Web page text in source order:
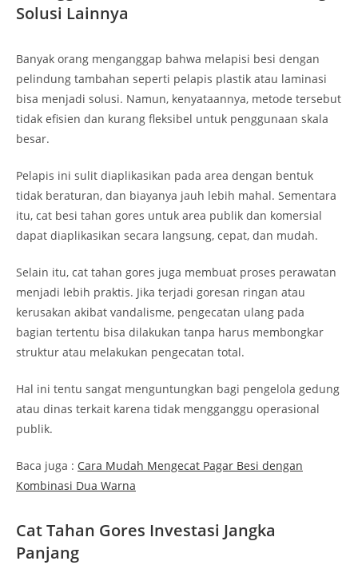
Solusi Lainnya
Banyak orang menganggap bahwa melapisi besi dengan
pelindung tambahan seperti pelapis plastik atau laminasi
bisa menjadi solusi. Namun, kenyataannya, metode tersebut
tidak efisien dan kurang fleksibel untuk penggunaan skala
besar.
Pelapis ini sulit diaplikasikan pada area dengan bentuk
tidak beraturan, dan biayanya jauh lebih mahal. Sementara
itu, cat besi tahan gores untuk area publik dan komersial
dapat diaplikasikan secara langsung, cepat, dan mudah.
Selain itu, cat tahan gores juga membuat proses perawatan
menjadi lebih praktis. Jika terjadi goresan ringan atau
kerusakan akibat vandalisme, pengecatan ulang pada
bagian tertentu bisa dilakukan tanpa harus membongkar
struktur atau melakukan pengecatan total.
Hal ini tentu sangat menguntungkan bagi pengelola gedung
atau dinas terkait karena tidak mengganggu operasional
publik.
Baca juga : Cara Mudah Mengecat Pagar Besi dengan
Kombinasi Dua Warna
Cat Tahan Gores Investasi Jangka
Panjang